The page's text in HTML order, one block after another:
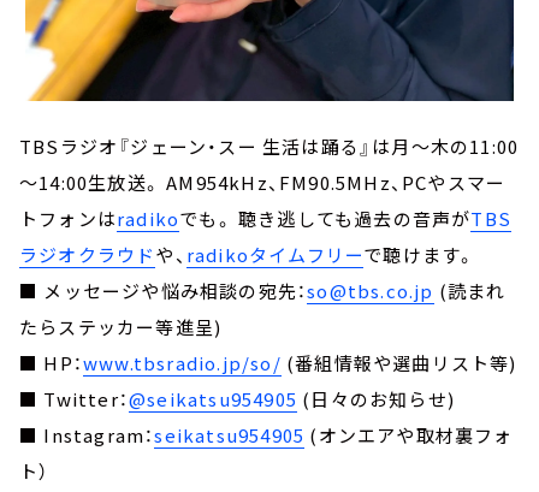
TBSラジオ『ジェーン・スー 生活は踊る』は月～木の11:00
～14:00生放送。 AM954kHz、FM90.5MHz、PCやスマー
トフォンはradikoでも。 聴き逃しても過去の音声がTBS
ラジオクラウドや、 radikoタイムフリーで聴けます。
■ メッセージや悩み相談の宛先：so@tbs.co.jp (読まれ
たらステッカー等進呈)
■ HP：www.tbsradio.jp/so/ (番組情報や選曲リスト等)
■ Twitter：@seikatsu954905 (日々のお知らせ)
■ Instagram：seikatsu954905 (オンエアや取材裏フォ
ト）